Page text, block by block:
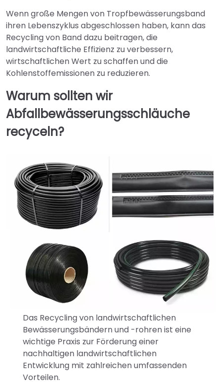
Wenn große Mengen von Tropfbewässerungsband
ihren Lebenszyklus abgeschlossen haben, kann das
Recycling von Band dazu beitragen, die
landwirtschaftliche Effizienz zu verbessern,
wirtschaftlichen Wert zu schaffen und die
Kohlenstoffemissionen zu reduzieren.
Warum sollten wir
Abfallbewässerungsschläuche
recyceln?
Das Recycling von landwirtschaftlichen
Bewässerungsbändern und -rohren ist eine
wichtige Praxis zur Förderung einer
nachhaltigen landwirtschaftlichen
Entwicklung mit zahlreichen umfassenden
Vorteilen.